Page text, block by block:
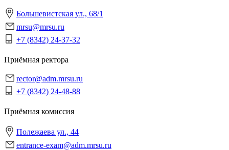
Большевистская ул., 68/1
mrsu@mrsu.ru
+7 (8342) 24-37-32
Приёмная ректора
rector@adm.mrsu.ru
+7 (8342) 24-48-88
Приёмная комиссия
Полежаева ул., 44
entrance-exam@adm.mrsu.ru